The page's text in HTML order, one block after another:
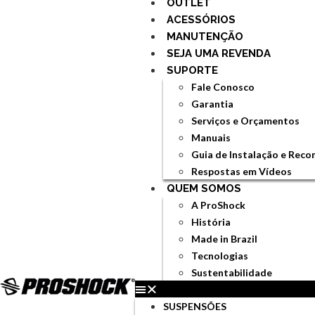
OUTLET
ACESSÓRIOS
MANUTENÇÃO
SEJA UMA REVENDA
SUPORTE
Fale Conosco
Garantia
Serviços e Orçamentos
Manuais
Guia de Instalação e
Respostas em Vídeos
QUEM SOMOS
A ProShock
História
Made in Brazil
Tecnologias
Sustentabilidade
SUSPENSÕES